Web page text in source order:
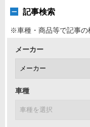
記事検索
※車種・商品等で記事の
メーカー
車種